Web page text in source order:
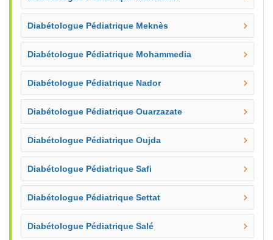
Diabétologue Pédiatrique Meknès
Diabétologue Pédiatrique Mohammedia
Diabétologue Pédiatrique Nador
Diabétologue Pédiatrique Ouarzazate
Diabétologue Pédiatrique Oujda
Diabétologue Pédiatrique Safi
Diabétologue Pédiatrique Settat
Diabétologue Pédiatrique Salé